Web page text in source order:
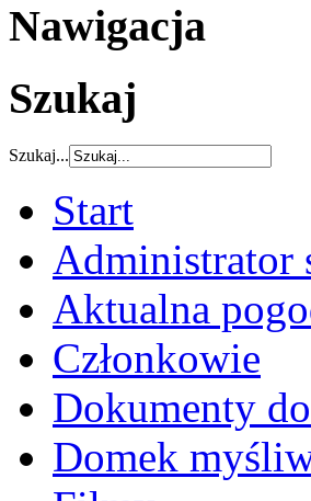
Nawigacja
Szukaj
Szukaj...
Start
Administrator
Aktualna
Członkowie
Dokumenty
Domek